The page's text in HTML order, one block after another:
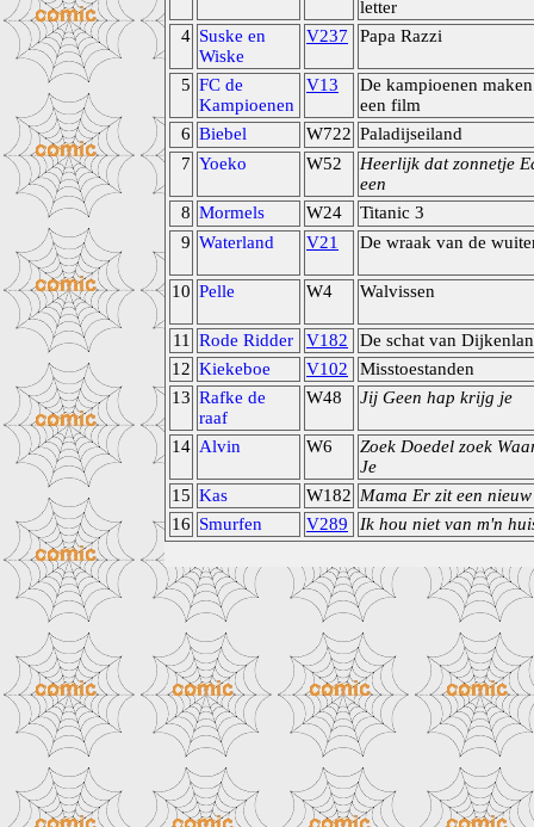
letter
4 Suske en
Wiske
V237 Papa Razzi
5 FC de
Kampioenen
V13
De kampioenen maken
een film
6 Biebel W722 Paladijseiland
7 Yoeko W52
Heerlijk dat zonnetje
een
8 Mormels W24
Titanic 3
9 Waterland V21 De wraak van de
10 Pelle W4 Walvissen
11 Rode Ridder V182
De schat van
12 Kiekeboe V102
Misstoestanden
13 Rafke de
raaf
W48 Jij Geen hap krijg je
14 Alvin W6
Zoek Doedel zoek
Je
15 Kas W182 Mama Er zit een nieuw
16 Smurfen V289 Ik hou niet van m'n